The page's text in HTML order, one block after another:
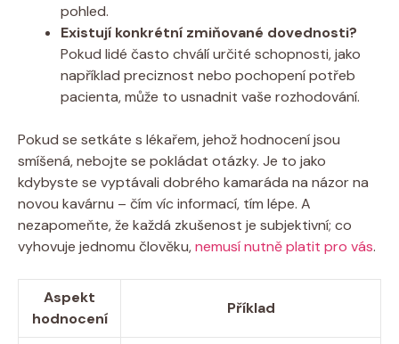
pohled.
Existují konkrétní zmiňované dovednosti?
Pokud lidé často chválí určité schopnosti, jako
například preciznost nebo pochopení potřeb
pacienta, může to usnadnit vaše rozhodování.
Pokud se setkáte s lékařem, jehož hodnocení jsou
smíšená, nebojte se pokládat otázky. Je to jako
kdybyste se vyptávali dobrého kamaráda na názor na
novou kavárnu – čím víc informací, tím lépe. A
nezapomeňte, že každá zkušenost je subjektivní; co
vyhovuje jednomu člověku,nemusí nutně platit pro vás.
Aspekt
hodnocení
Příklad